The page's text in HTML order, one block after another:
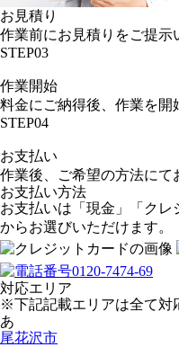
お見積り
作業前にお見積りをご提示
STEP03
作業開始
料金にご納得後、作業を開
STEP04
お支払い
作業後、ご希望の方法にて
お支払い方法
お支払いは「現金」「クレ
からお選びいただけます。
対応エリア
※下記記載エリアは全て対
あ
尾花沢市